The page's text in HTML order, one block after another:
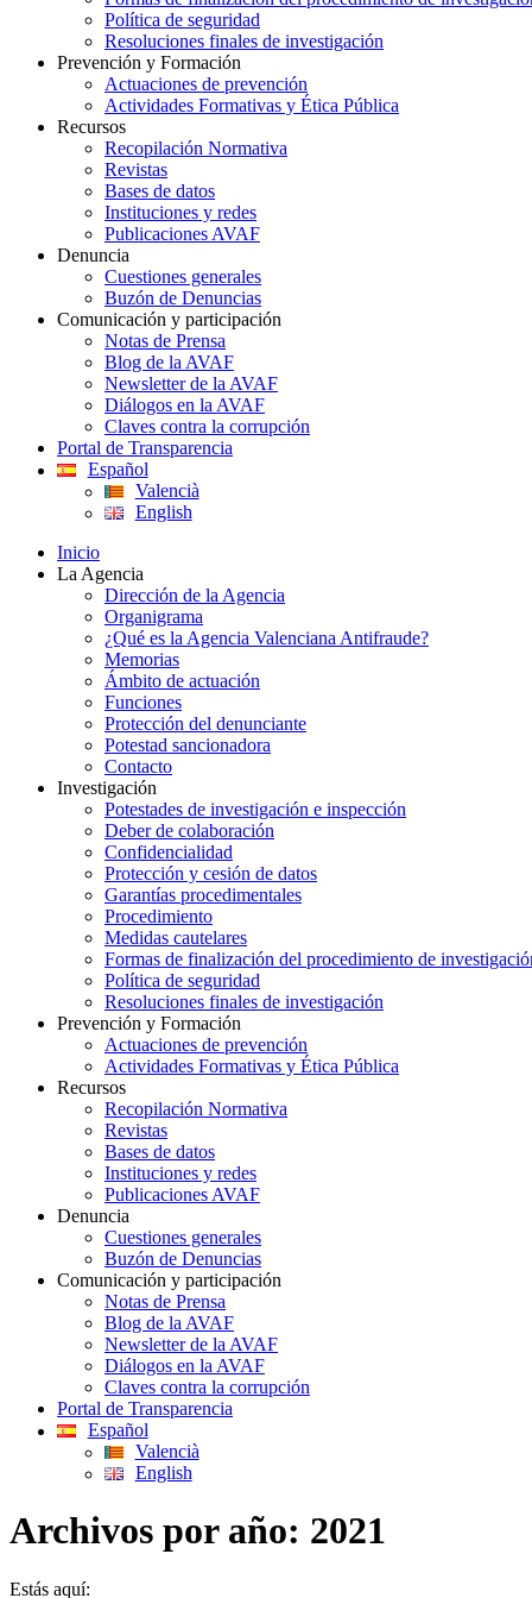
Política de seguridad
Resoluciones finales de investigación
Prevención y Formación
Actuaciones de prevención
Actividades Formativas y Ética Pública
Recursos
Recopilación Normativa
Revistas
Bases de datos
Instituciones y redes
Publicaciones AVAF
Denuncia
Cuestiones generales
Buzón de Denuncias
Comunicación y participación
Notas de Prensa
Blog de la AVAF
Newsletter de la AVAF
Diálogos en la AVAF
Claves contra la corrupción
Portal de Transparencia
Español
Valencià
English
Inicio
La Agencia
Dirección de la Agencia
Organigrama
¿Qué es la Agencia Valenciana Antifraude?
Memorias
Ámbito de actuación
Funciones
Protección del denunciante
Potestad sancionadora
Contacto
Investigación
Potestades de investigación e inspección
Deber de colaboración
Confidencialidad
Protección y cesión de datos
Garantías procedimentales
Procedimiento
Medidas cautelares
Formas de finalización del procedimiento de
Política de seguridad
Resoluciones finales de investigación
Prevención y Formación
Actuaciones de prevención
Actividades Formativas y Ética Pública
Recursos
Recopilación Normativa
Revistas
Bases de datos
Instituciones y redes
Publicaciones AVAF
Denuncia
Cuestiones generales
Buzón de Denuncias
Comunicación y participación
Notas de Prensa
Blog de la AVAF
Newsletter de la AVAF
Diálogos en la AVAF
Claves contra la corrupción
Portal de Transparencia
Español
Valencià
English
Archivos por año: 2021
Estás aquí: